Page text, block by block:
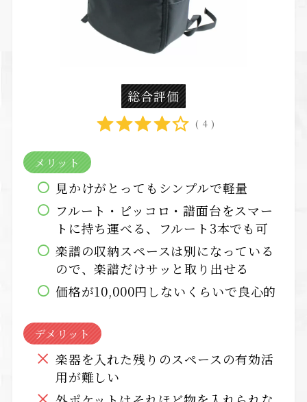
総合評価
( 4 )
メリット
見かけがとってもシンプルで軽量
フルート・ピッコロ・譜面台をスマー
トに持ち運べる、フルート3本でも可
楽譜の収納スペースは別になっている
ので、楽譜だけサッと取り出せる
価格が10,000円しないくらいで良心的
デメリット
楽器を入れた残りのスペースの有効活
用が難しい